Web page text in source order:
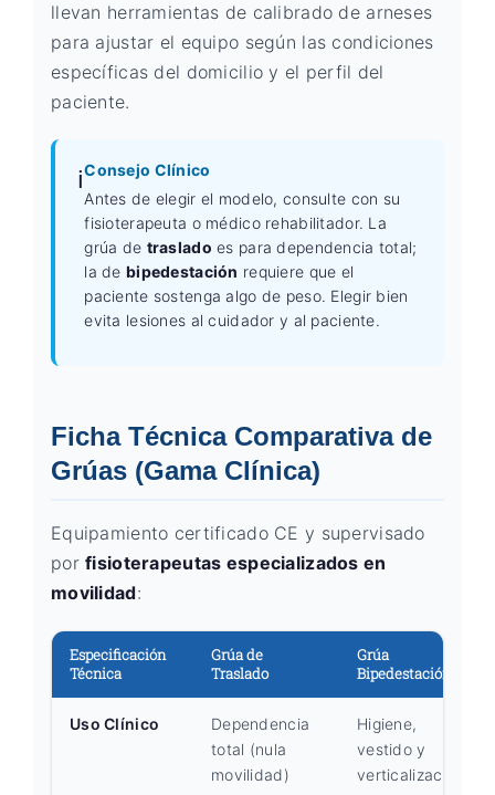
llevan herramientas de calibrado de arneses
para ajustar el equipo según las condiciones
específicas del domicilio y el perfil del
paciente.
ℹ️Consejo Clínico
Antes de elegir el modelo, consulte con su
fisioterapeuta o médico rehabilitador. La
grúa de traslado es para dependencia total;
la debipedestación requiere que el
paciente sostenga algo de peso. Elegir bien
evita lesiones al cuidador y al paciente.
Ficha Técnica Comparativa de
Grúas (Gama Clínica)
Equipamiento certificado CE y supervisado
porfisioterapeutas especializados en
movilidad:
Especificación
Técnica
Grúa de
Traslado
Grúa
Bipedestación
Uso Clínico
Dependencia
total (nula
movilidad)
Higiene,
vestido y
verticalización